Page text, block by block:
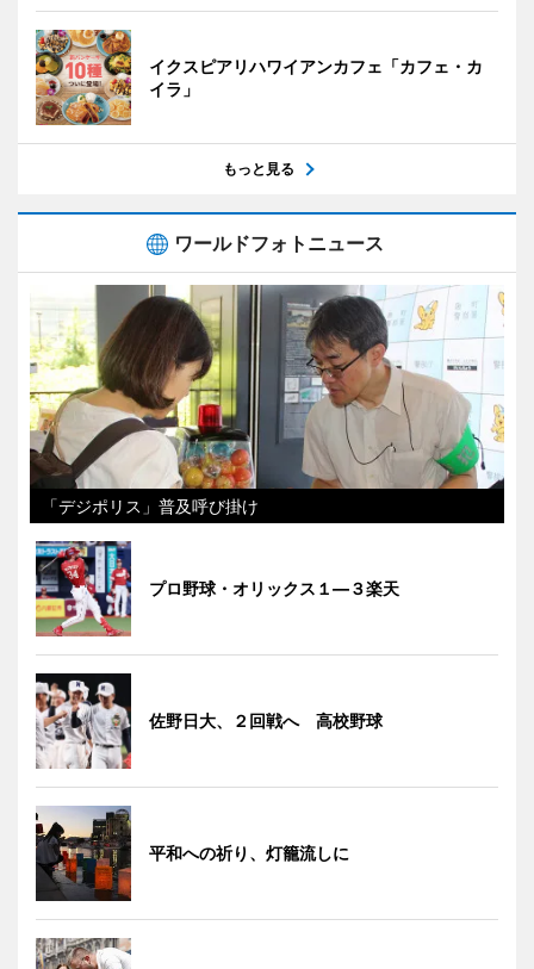
イクスピアリハワイアンカフェ「カフェ・カ
イラ」
もっと見る
ワールドフォトニュース
「デジポリス」普及呼び掛け
プロ野球・オリックス１―３楽天
佐野日大、２回戦へ 高校野球
平和への祈り、灯籠流しに